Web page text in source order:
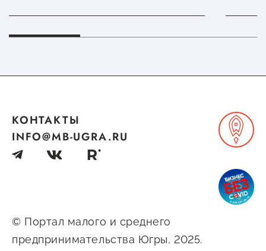
© Портал малого и среднего
предпринимательства Югры, 2025.
КОНТАКТЫ
INFO@MB-UGRA.RU